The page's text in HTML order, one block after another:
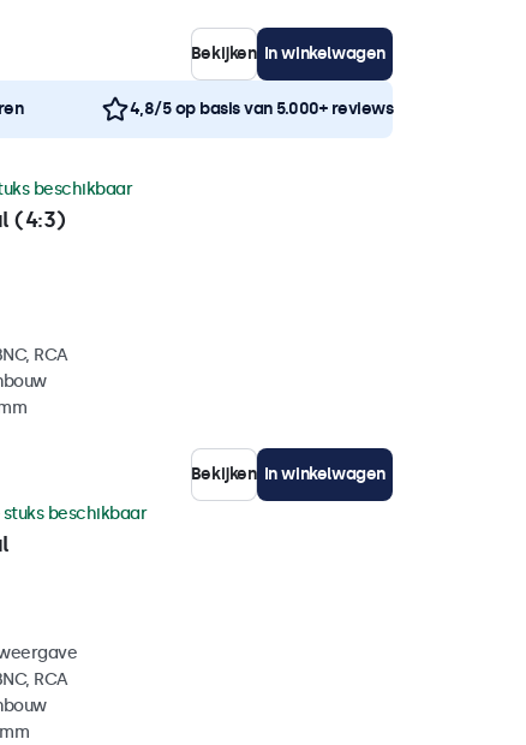
Bekijken In winkelwagen
4,8/5 op basis van 5.000+ reviews
(4:3)
beschikbaar
RCA
Bekijken In winkelwagen
stuks beschikbaar
RCA